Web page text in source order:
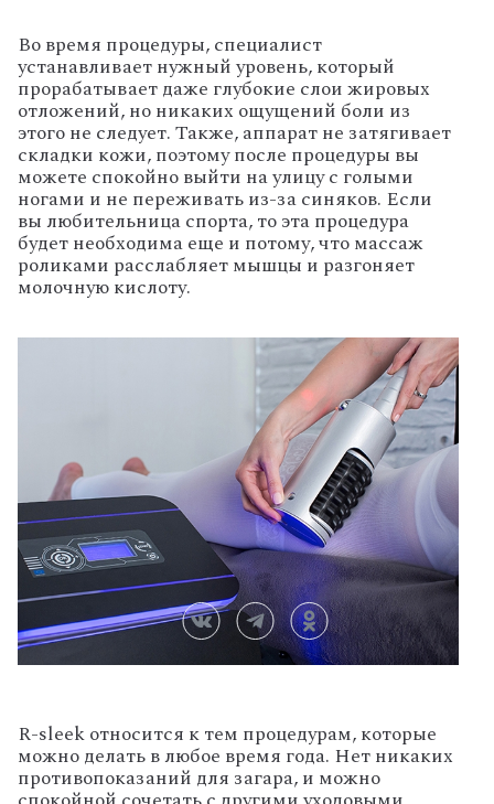
Во время процедуры, специалист
устанавливает нужный уровень, который
прорабатывает даже глубокие слои жировых
отложений, но никаких ощущений боли из
этого не следует. Также, аппарат не затягивает
складки кожи, поэтому после процедуры вы
можете спокойно выйти на улицу с голыми
ногами и не переживать из-за синяков. Если
вы любительница спорта, то эта процедура
будет необходима еще и потому, что массаж
роликами расслабляет мышцы и разгоняет
молочную кислоту.
R-sleek относится к тем процедурам, которые
можно делать в любое время года. Нет никаких
противопоказаний для загара, и можно